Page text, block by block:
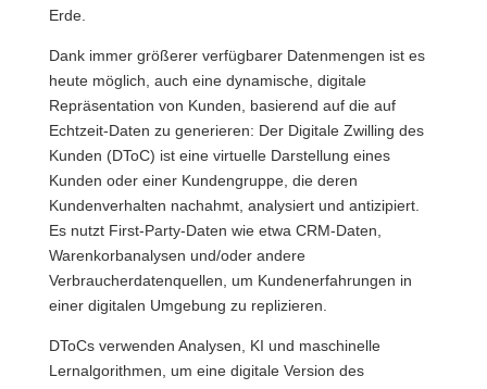
Erde.
Dank immer größerer verfügbarer Datenmengen ist es
heute möglich, auch eine dynamische, digitale
Repräsentation von Kunden, basierend auf die auf
Echtzeit-Daten zu generieren: Der Digitale Zwilling des
Kunden (DToC) ist eine virtuelle Darstellung eines
Kunden oder einer Kundengruppe, die deren
Kundenverhalten nachahmt, analysiert und antizipiert.
Es nutzt First-Party-Daten wie etwa CRM-Daten,
Warenkorbanalysen und/oder andere
Verbraucherdatenquellen, um Kundenerfahrungen in
einer digitalen Umgebung zu replizieren.
DToCs verwenden Analysen, KI und maschinelle
Lernalgorithmen, um eine digitale Version des